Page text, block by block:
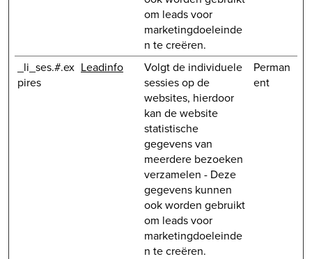
om leads voor
marketingdoeleinde
n te creëren.
_li_ses.#.ex
pires
Leadinfo
Volgt de individuele
sessies op de
websites, hierdoor
kan de website
statistische
gegevens van
meerdere bezoeken
verzamelen - Deze
gegevens kunnen
ook worden gebruikt
om leads voor
marketingdoeleinde
n te creëren.
Perman
ent